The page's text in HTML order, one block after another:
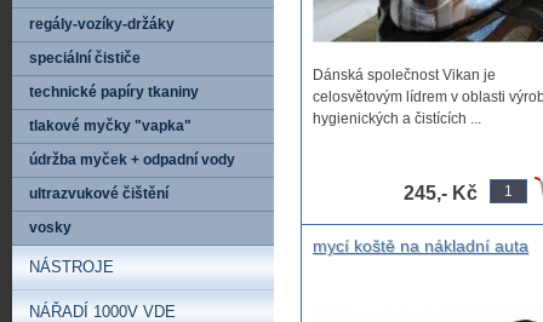
Dánská společnost Vikan je
celosvětovým lídrem v oblasti
hygienických a čistících ...
245,- Kč
mycí koště na nákladní auta
regály-vozíky-držáky
speciální čističe
technické papíry tkaniny
tlakové myčky "vapka"
údržba myček + odpadní vody
ultrazvukové čištění
vosky
NÁSTROJE
NÁŘADÍ 1000V VDE